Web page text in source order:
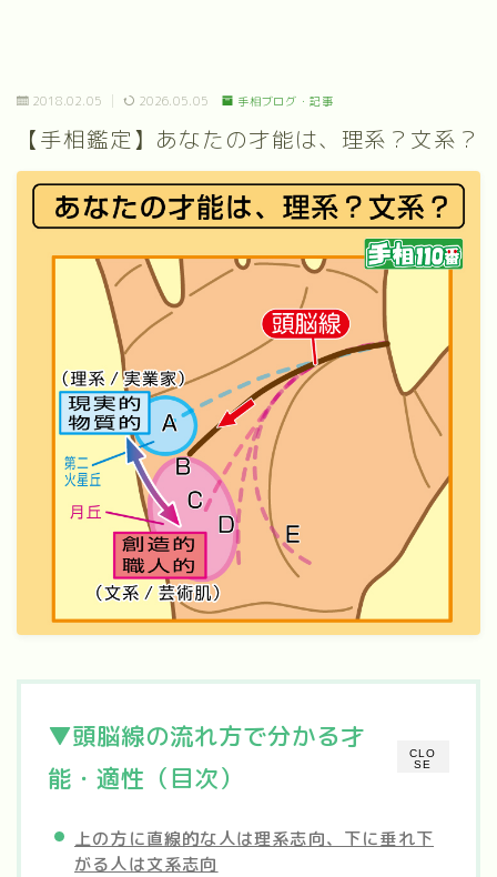
2018.02.05 2026.05.05 手相ブログ・記事
【手相鑑定】あなたの才能は、理系？文系？
CLO
SE
▼頭脳線の流れ方で分かる才
能・適性（目次）
上の方に直線的な人は理系志向、下に垂れ下
がる人は文系志向